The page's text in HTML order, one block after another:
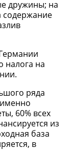
дружины; на
содержание
налога на
ряда
60% всех
из
база
в